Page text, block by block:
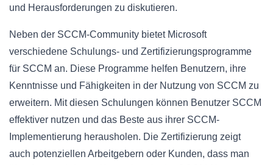
und Herausforderungen zu diskutieren.
Neben der SCCM-Community bietet Microsoft
verschiedene Schulungs- und Zertifizierungsprogramme
für SCCM an. Diese Programme helfen Benutzern, ihre
Kenntnisse und Fähigkeiten in der Nutzung von SCCM zu
erweitern. Mit diesen Schulungen können Benutzer SCCM
effektiver nutzen und das Beste aus ihrer SCCM-
Implementierung herausholen. Die Zertifizierung zeigt
auch potenziellen Arbeitgebern oder Kunden, dass man